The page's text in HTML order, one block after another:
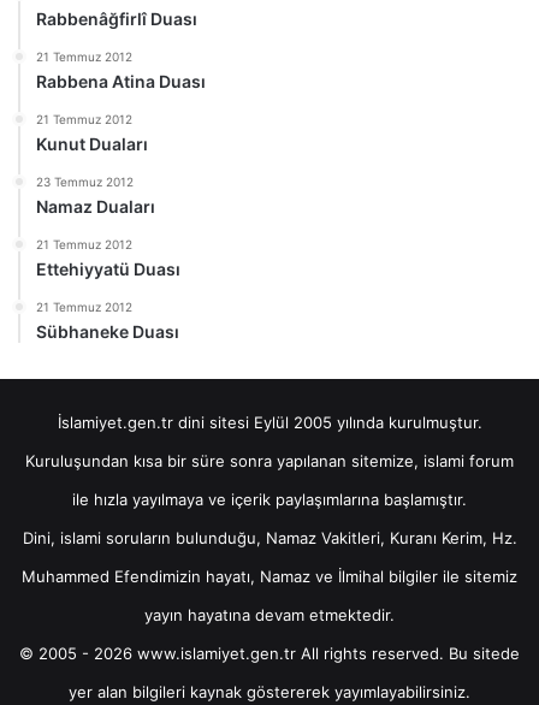
Rabbenâğfirlî Duası
21 Temmuz 2012
Rabbena Atina Duası
21 Temmuz 2012
Kunut Duaları
23 Temmuz 2012
Namaz Duaları
21 Temmuz 2012
Ettehiyyatü Duası
21 Temmuz 2012
Sübhaneke Duası
İslamiyet.gen.tr dini sitesi Eylül 2005 yılında kurulmuştur.
Kuruluşundan kısa bir süre sonra yapılanan sitemize, islami forum
ile hızla yayılmaya ve içerik paylaşımlarına başlamıştır.
Dini, islami soruların bulunduğu, Namaz Vakitleri, Kuranı Kerim, Hz.
Muhammed Efendimizin hayatı, Namaz ve İlmihal bilgiler ile sitemiz
yayın hayatına devam etmektedir.
© 2005 - 2026 www.islamiyet.gen.tr All rights reserved. Bu sitede
yer alan bilgileri kaynak göstererek yayımlayabilirsiniz.